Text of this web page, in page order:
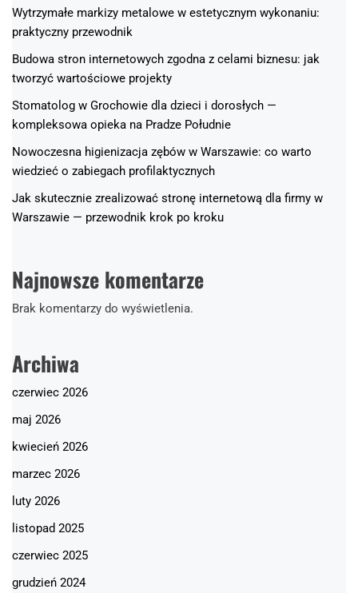
Wytrzymałe markizy metalowe w estetycznym wykonaniu:
praktyczny przewodnik
Budowa stron internetowych zgodna z celami biznesu: jak
tworzyć wartościowe projekty
Stomatolog w Grochowie dla dzieci i dorosłych —
kompleksowa opieka na Pradze Południe
Nowoczesna higienizacja zębów w Warszawie: co warto
wiedzieć o zabiegach profilaktycznych
Jak skutecznie zrealizować stronę internetową dla firmy w
Warszawie — przewodnik krok po kroku
Najnowsze komentarze
Brak komentarzy do wyświetlenia.
Archiwa
czerwiec 2026
maj 2026
kwiecień 2026
marzec 2026
luty 2026
listopad 2025
czerwiec 2025
grudzień 2024